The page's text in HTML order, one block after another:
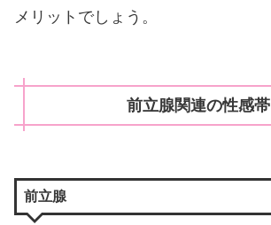
メリットでしょう。
前立腺関連の性感帯
前立腺